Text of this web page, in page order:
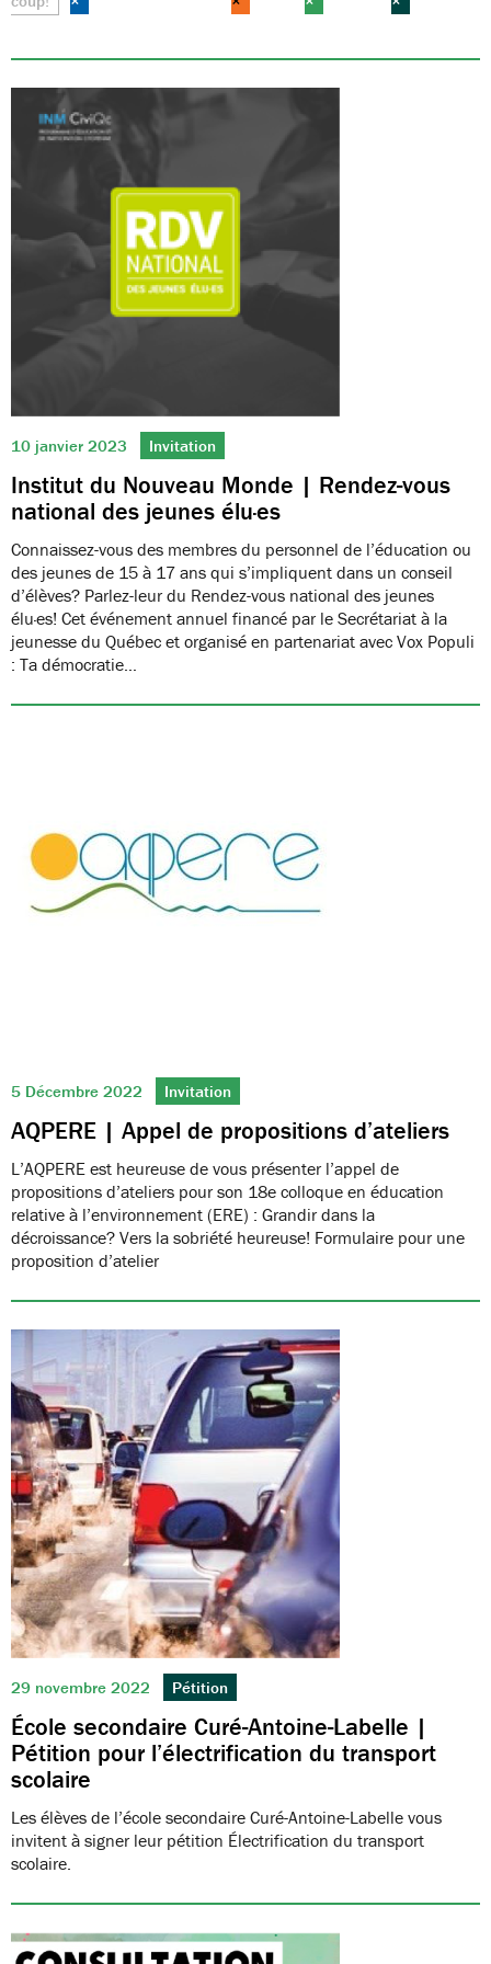
10 janvier 2023 Invitation
Institut du Nouveau Monde | Rendez-vous
national des jeunes élu·es
Connaissez-vous des membres du personnel de l’éducation ou
des jeunes de 15 à 17 ans qui s’impliquent dans un conseil
d’élèves? Parlez-leur du Rendez-vous national des jeunes
élu·es! Cet événement annuel financé par le Secrétariat à la
jeunesse du Québec et organisé en partenariat avec Vox Populi
: Ta démocratie…
5 Décembre 2022 Invitation
AQPERE | Appel de propositions d’ateliers
L’AQPERE est heureuse de vous présenter l’appel de
propositions d’ateliers pour son 18e colloque en éducation
relative à l’environnement (ERE) : Grandir dans la
décroissance? Vers la sobriété heureuse! Formulaire pour une
proposition d’atelier
29 novembre 2022 Pétition
École secondaire Curé-Antoine-Labelle |
Pétition pour l’électrification du transport
scolaire
Les élèves de l’école secondaire Curé-Antoine-Labelle vous
invitent à signer leur pétition Électrification du transport
scolaire.